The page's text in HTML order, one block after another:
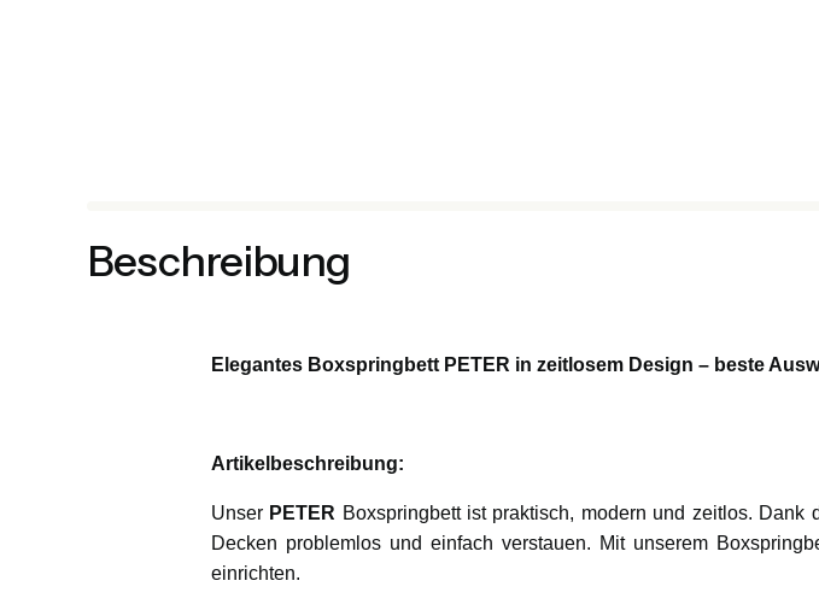
Beschreibung
Elegantes Boxspringbett PETER in zeitlosem Design – beste
Artikelbeschreibung:
Unser PETER Boxspringbett ist praktisch, modern und zeitlos.
Decken problemlos und einfach verstauen. Mit unserem
einrichten.